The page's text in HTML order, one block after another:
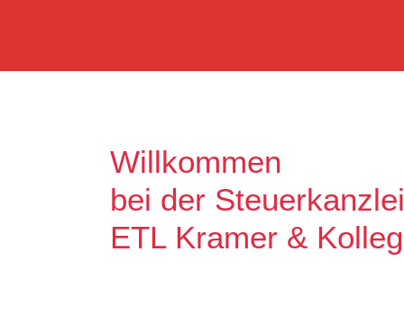
Willkommen
bei der Steuerkanzlei
ETL Kramer &